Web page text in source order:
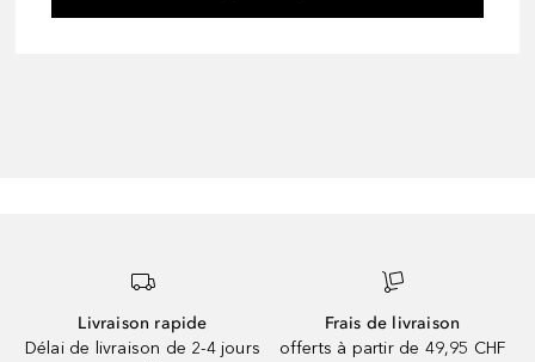
Livraison rapide
Délai de livraison de 2-4 jours
Frais de livraison
offerts à partir de 49,95 CHF